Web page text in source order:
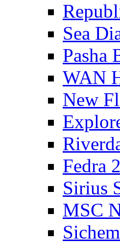
Sea
Pasha
WAN
New
Fedra
Sirius
MSC